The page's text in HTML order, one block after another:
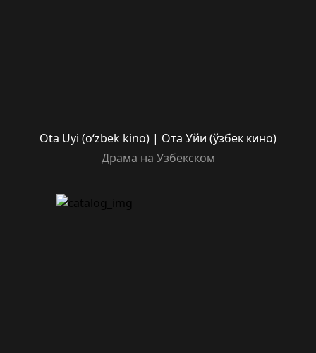
Ota Uyi (o‘zbek kino) | Ота Уйи (ўзбек кино)
Драма на Узбекском